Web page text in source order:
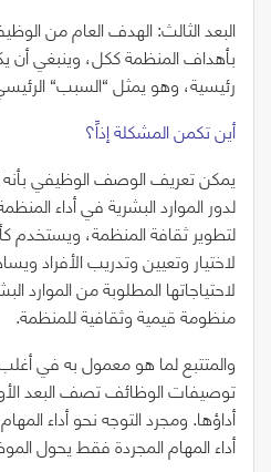
البعد الثالث:الهدف العام من
بأهداف المنظمة ككل، وينبغي أن
رئيسية، وهو يمثل“السبب“
أين تكمن المشكلة إذاً؟
يمكن تعريف الوصف الوظيفي
لدور الموارد البشرية في أداء
لتطوير ثقافة المنظمة،
لاختيار وتعيين وتدريب الأفراد
لاحتياجاتها المطلوبة من الموارد
منظومة قيمية وثقافية للمنظمة.
والمتتبع لما هو معمول به في
توصيفات الوظائف تصف البعد
أداؤها. ومجرد التوجه نحو أداء
أداء المهام المجردة فقط يحول